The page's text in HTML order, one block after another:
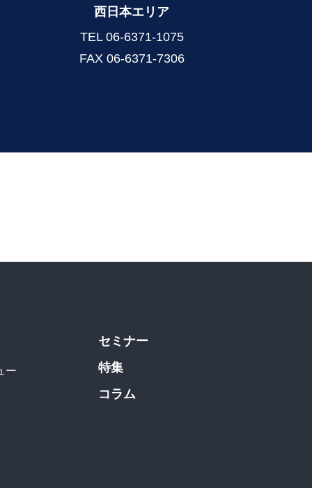
西日本エリア
TEL 06-6371-1075
FAX 06-6371-7306
ー
セミナー
特集
コラム